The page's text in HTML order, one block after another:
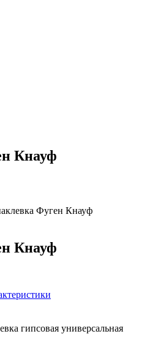
Кнауф
Фуген Кнауф
Кнауф
гипсовая универсальная